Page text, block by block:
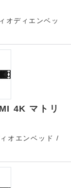
オディエンベッ
4K マトリ
オエンベッド /